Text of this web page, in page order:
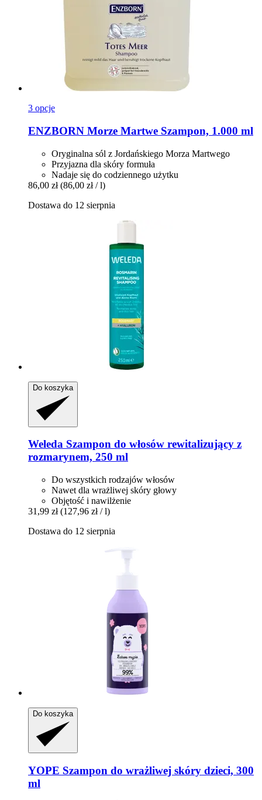
3 opcje
ENZBORN Morze Martwe Szampon, 1.000 ml
Oryginalna sól z Jordańskiego Morza Martwego
Przyjazna dla skóry formuła
Nadaje się do codziennego użytku
86,00 zł (86,00 zł / l)
Dostawa do 12 sierpnia
Do koszyka
Weleda Szampon do włosów rewitalizujący z
rozmarynem, 250 ml
Do wszystkich rodzajów włosów
Nawet dla wrażliwej skóry głowy
Objętość i nawilżenie
31,99 zł (127,96 zł / l)
Dostawa do 12 sierpnia
Do koszyka
YOPE Szampon do wrażliwej skóry dzieci, 300
ml